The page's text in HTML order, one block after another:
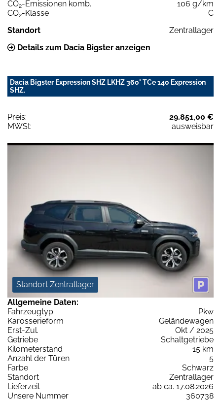
CO2-Emissionen komb.
106 g/km
CO2-Klasse
C
Standort
Zentrallager
Details zum Dacia Bigster anzeigen
Dacia Bigster Expression SHZ LKHZ 360° TCe 140 Expression
SHZ.
Preis:
29.851,00 €
MWSt:
ausweisbar
Standort Zentrallager
Allgemeine Daten:
Fahrzeugtyp
Pkw
Karosserieform
Geländewagen
Erst-Zul.
Okt / 2025
Getriebe
Schaltgetriebe
Kilometerstand
15 km
Anzahl der Türen
5
Farbe
Schwarz
Standort
Zentrallager
Lieferzeit
ab ca. 17.08.2026
Unsere Nummer
360738